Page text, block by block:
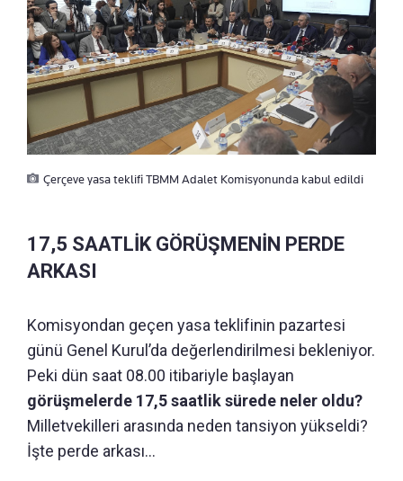
Çerçeve yasa teklifi TBMM Adalet Komisyonunda kabul edildi
17,5 SAATLİK GÖRÜŞMENİN PERDE
ARKASI
Komisyondan geçen yasa teklifinin pazartesi
günü Genel Kurul’da değerlendirilmesi bekleniyor.
Peki dün saat 08.00 itibariyle başlayan
görüşmelerde 17,5 saatlik sürede neler oldu?
Milletvekilleri arasında neden tansiyon yükseldi?
İşte perde arkası…